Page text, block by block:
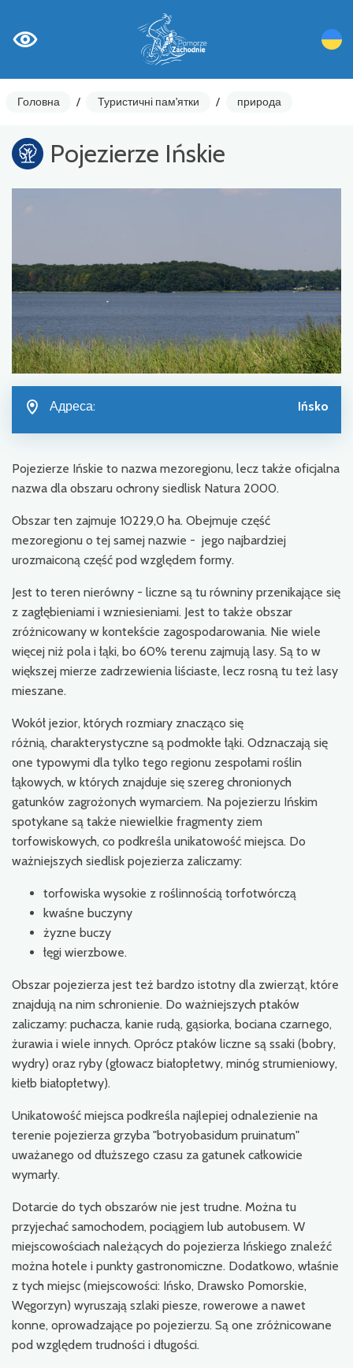
Головна / Туристичні пам'ятки / природа
Pojezierze Ińskie
Адреса: Ińsko
Pojezierze Ińskie to nazwa mezoregionu, lecz także oficjalna
nazwa dla obszaru ochrony siedlisk Natura 2000.
Obszar ten zajmuje 10229,0 ha. Obejmuje część
mezoregionu o tej samej nazwie - jego najbardziej
urozmaiconą część pod względem formy.
Jest to teren nierówny - liczne są tu równiny przenikające się
z zagłębieniami i wzniesieniami. Jest to także obszar
zróżnicowany w kontekście zagospodarowania. Nie wiele
więcej niż pola i łąki, bo 60% terenu zajmują lasy. Są to w
większej mierze zadrzewienia liściaste, lecz rosną tu też lasy
mieszane.
Wokół jezior, których rozmiary znacząco się
różnią, charakterystyczne są podmokłe łąki. Odznaczają się
one typowymi dla tylko tego regionu zespołami roślin
łąkowych, w których znajduje się szereg chronionych
gatunków zagrożonych wymarciem. Na pojezierzu Ińskim
spotykane są także niewielkie fragmenty ziem
torfowiskowych, co podkreśla unikatowość miejsca. Do
ważniejszych siedlisk pojezierza zaliczamy:
torfowiska wysokie z roślinnością torfotwórczą
kwaśne buczyny
żyzne buczy
łęgi wierzbowe.
Obszar pojezierza jest też bardzo istotny dla zwierząt, które
znajdują na nim schronienie. Do ważniejszych ptaków
zaliczamy: puchacza, kanie rudą, gąsiorka, bociana czarnego,
żurawia i wiele innych. Oprócz ptaków liczne są ssaki (bobry,
wydry) oraz ryby (głowacz białopłetwy, minóg strumieniowy,
kiełb białopłetwy).
Unikatowość miejsca podkreśla najlepiej odnalezienie na
terenie pojezierza grzyba "botryobasidum pruinatum"
uważanego od dłuższego czasu za gatunek całkowicie
wymarły.
Dotarcie do tych obszarów nie jest trudne. Można tu
przyjechać samochodem, pociągiem lub autobusem. W
miejscowościach należących do pojezierza Ińskiego znaleźć
można hotele i punkty gastronomiczne. Dodatkowo, właśnie
z tych miejsc (miejscowości: Ińsko, Drawsko Pomorskie,
Węgorzyn) wyruszają szlaki piesze, rowerowe a nawet
konne, oprowadzające po pojezierzu. Są one zróżnicowane
pod względem trudności i długości.